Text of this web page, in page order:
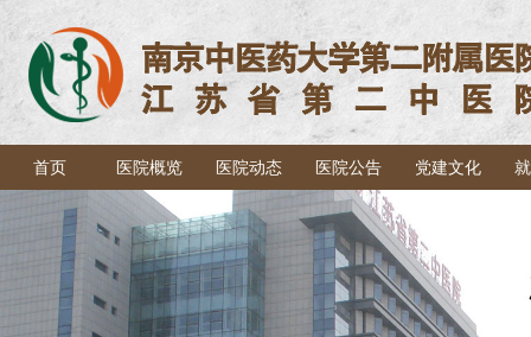
首页 医院概览 医院动态 医院公告 党建文化